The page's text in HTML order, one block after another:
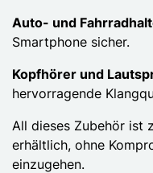
Auto- und
Smartphone sicher.
Kopfhörer und
hervorragende
All dieses Zubehör ist
erhältlich, ohne
einzugehen.